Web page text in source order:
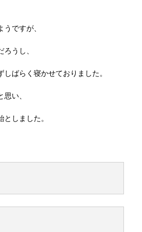
ですが、
うし、
ばらく寝かせておりました。
い、
しました。